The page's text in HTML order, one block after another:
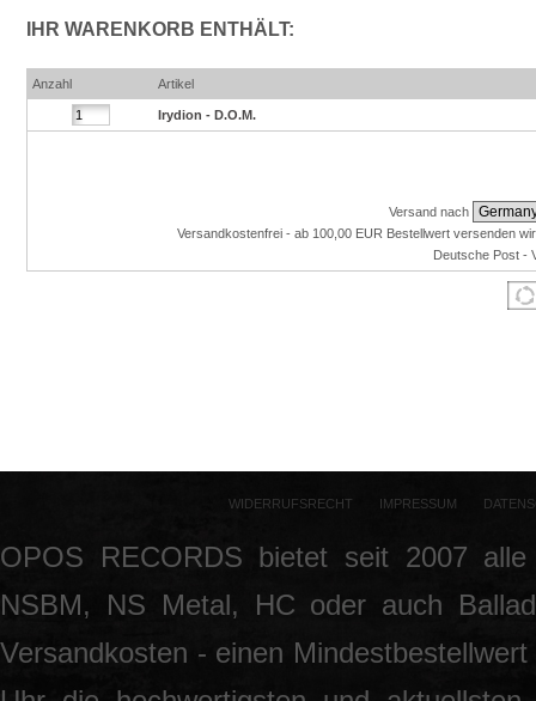
IHR WARENKORB ENTHÄLT:
Anzahl Artikel
Irydion - D.O.M.
Versand nach
Versandkostenfrei - ab 100,00 EUR Bestellwert versenden
Deutsche Post -
WIDERRUFSRECHT IMPRESSUM
OPOS RECORDS bietet seit 2007
NSBM, NS Metal, HC oder auch
Versandkosten - einen